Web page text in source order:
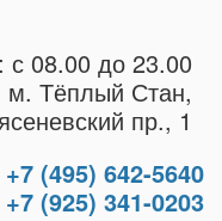
с 08.00 до 23.00
Тёплый Стан,
пр., 1
+7 (495) 642-5640
+7 (925) 341-0203